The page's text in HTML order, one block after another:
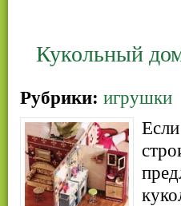
Кукольный
Рубрики: игрушки